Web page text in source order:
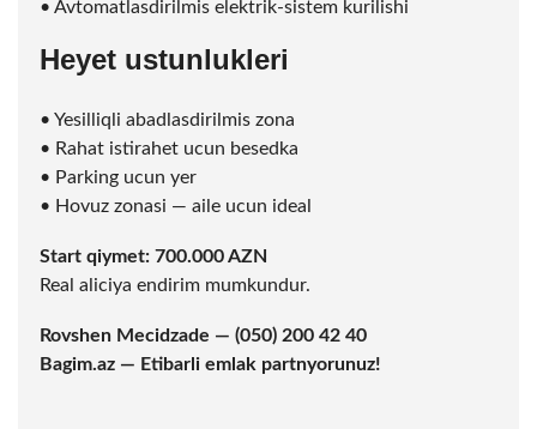
• Avtomatlasdirilmis elektrik-sistem kurilishi
Heyet ustunlukleri
• Yesilliqli abadlasdirilmis zona
• Rahat istirahet ucun besedka
• Parking ucun yer
• Hovuz zonasi — aile ucun ideal
Start qiymet: 700.000 AZN
Real aliciya endirim mumkundur.
Rovshen Mecidzade — (050) 200 42 40
Bagim.az — Etibarli emlak partnyorunuz!